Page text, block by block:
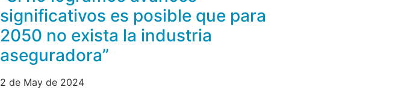
significativos es posible que para
2050 no exista la industria
aseguradora”
2 de May de 2024